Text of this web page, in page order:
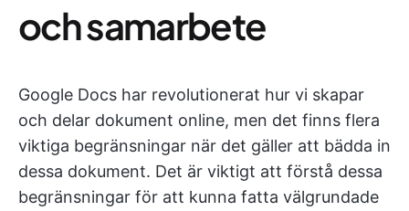
och samarbete
Google Docs har revolutionerat hur vi skapar
och delar dokument online, men det finns flera
viktiga begränsningar när det gäller att bädda in
dessa dokument. Det är viktigt att förstå dessa
begränsningar för att kunna fatta välgrundade